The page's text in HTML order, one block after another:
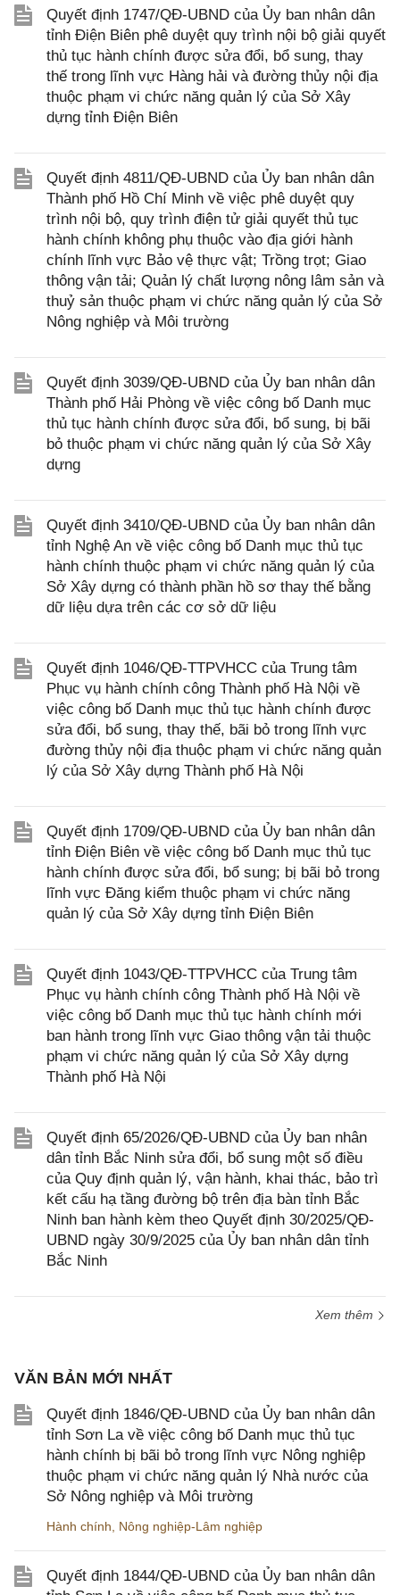
Quyết định 1747/QĐ-UBND của Ủy ban nhân dân
tỉnh Điện Biên phê duyệt quy trình nội bộ giải quyết
thủ tục hành chính được sửa đổi, bổ sung, thay
thế trong lĩnh vực Hàng hải và đường thủy nội địa
thuộc phạm vi chức năng quản lý của Sở Xây
dựng tỉnh Điện Biên
Quyết định 4811/QĐ-UBND của Ủy ban nhân dân
Thành phố Hồ Chí Minh về việc phê duyệt quy
trình nội bộ, quy trình điện tử giải quyết thủ tục
hành chính không phụ thuộc vào địa giới hành
chính lĩnh vực Bảo vệ thực vật; Trồng trọt; Giao
thông vận tải; Quản lý chất lượng nông lâm sản và
thuỷ sản thuộc phạm vi chức năng quản lý của Sở
Nông nghiệp và Môi trường
Quyết định 3039/QĐ-UBND của Ủy ban nhân dân
Thành phố Hải Phòng về việc công bố Danh mục
thủ tục hành chính được sửa đổi, bổ sung, bị bãi
bỏ thuộc phạm vi chức năng quản lý của Sở Xây
dựng
Quyết định 3410/QĐ-UBND của Ủy ban nhân dân
tỉnh Nghệ An về việc công bố Danh mục thủ tục
hành chính thuộc phạm vi chức năng quản lý của
Sở Xây dựng có thành phần hồ sơ thay thế bằng
dữ liệu dựa trên các cơ sở dữ liệu
Quyết định 1046/QĐ-TTPVHCC của Trung tâm
Phục vụ hành chính công Thành phố Hà Nội về
việc công bố Danh mục thủ tục hành chính được
sửa đổi, bổ sung, thay thế, bãi bỏ trong lĩnh vực
đường thủy nội địa thuộc phạm vi chức năng quản
lý của Sở Xây dựng Thành phố Hà Nội
Quyết định 1709/QĐ-UBND của Ủy ban nhân dân
tỉnh Điện Biên về việc công bố Danh mục thủ tục
hành chính được sửa đổi, bổ sung; bị bãi bỏ trong
lĩnh vực Đăng kiểm thuộc phạm vi chức năng
quản lý của Sở Xây dựng tỉnh Điện Biên
Quyết định 1043/QĐ-TTPVHCC của Trung tâm
Phục vụ hành chính công Thành phố Hà Nội về
việc công bố Danh mục thủ tục hành chính mới
ban hành trong lĩnh vực Giao thông vận tải thuộc
phạm vi chức năng quản lý của Sở Xây dựng
Thành phố Hà Nội
Quyết định 65/2026/QĐ-UBND của Ủy ban nhân
dân tỉnh Bắc Ninh sửa đổi, bổ sung một số điều
của Quy định quản lý, vận hành, khai thác, bảo trì
kết cấu hạ tầng đường bộ trên địa bàn tỉnh Bắc
Ninh ban hành kèm theo Quyết định 30/2025/QĐ-
UBND ngày 30/9/2025 của Ủy ban nhân dân tỉnh
Bắc Ninh
Xem thêm
VĂN BẢN MỚI NHẤT
Quyết định 1846/QĐ-UBND của Ủy ban nhân dân
tỉnh Sơn La về việc công bố Danh mục thủ tục
hành chính bị bãi bỏ trong lĩnh vực Nông nghiệp
thuộc phạm vi chức năng quản lý Nhà nước của
Sở Nông nghiệp và Môi trường
Hành chính Nông nghiệp-Lâm nghiệp
Quyết định 1844/QĐ-UBND của Ủy ban nhân dân